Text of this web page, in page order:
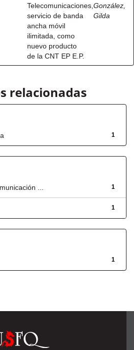
Telecomunicaciones,
servicio de banda
ancha móvil
ilimitada, como
nuevo producto
de la CNT EP E.P.
González,
Gilda
relacionadas
1
1
...
1
1